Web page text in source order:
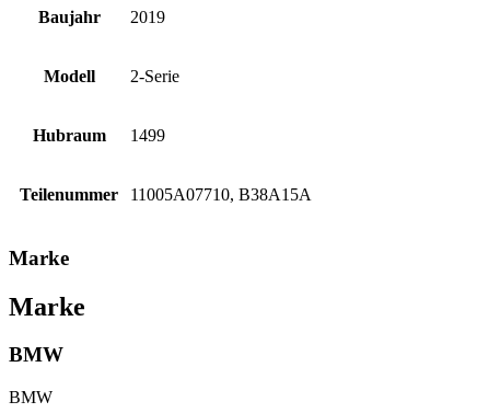
Baujahr 2019
Modell 2-Serie
Hubraum 1499
Teilenummer 11005A07710, B38A15A
Marke
Marke
BMW
BMW